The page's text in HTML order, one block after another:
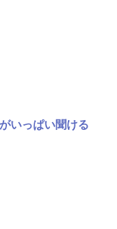
いっぱい聞ける